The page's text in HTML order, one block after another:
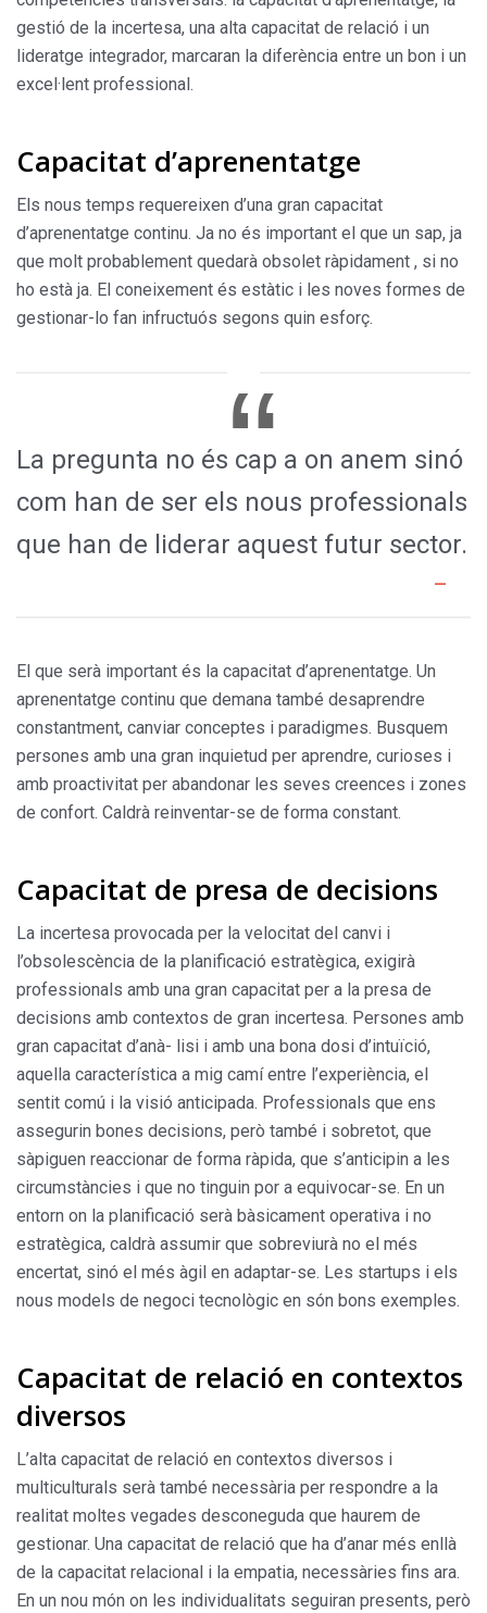
gestió de la incertesa, una alta capacitat de relació i un
lideratge integrador, marcaran la diferència entre un bon i un
excel·lent professional.
Capacitat d’aprenentatge
Els nous temps requereixen d’una gran capacitat
d’aprenentatge continu. Ja no és important el que un sap, ja
que molt probablement quedarà obsolet ràpidament , si no
ho està ja. El coneixement és estàtic i les noves formes de
gestionar-lo fan infructuós segons quin esforç.
La pregunta no és cap a on anem sinó
com han de ser els nous professionals
que han de liderar aquest futur sector.
El que serà important és la capacitat d’aprenentatge. Un
aprenentatge continu que demana també desaprendre
constantment, canviar conceptes i paradigmes. Busquem
persones amb una gran inquietud per aprendre, curioses i
amb proactivitat per abandonar les seves creences i zones
de confort. Caldrà reinventar-se de forma constant.
Capacitat de presa de decisions
La incertesa provocada per la velocitat del canvi i
l’obsolescència de la planificació estratègica, exigirà
professionals amb una gran capacitat per a la presa de
decisions amb contextos de gran incertesa. Persones amb
gran capacitat d’anà- lisi i amb una bona dosi d’intuïció,
aquella característica a mig camí entre l’experiència, el
sentit comú i la visió anticipada. Professionals que ens
assegurin bones decisions, però també i sobretot, que
sàpiguen reaccionar de forma ràpida, que s’anticipin a les
circumstàncies i que no tinguin por a equivocar-se. En un
entorn on la planificació serà bàsicament operativa i no
estratègica, caldrà assumir que sobreviurà no el més
encertat, sinó el més àgil en adaptar-se. Les startups i els
nous models de negoci tecnològic en són bons exemples.
Capacitat de relació en contextos
diversos
L’alta capacitat de relació en contextos diversos i
multiculturals serà també necessària per respondre a la
realitat moltes vegades desconeguda que haurem de
gestionar. Una capacitat de relació que ha d’anar més enllà
de la capacitat relacional i la empatia, necessàries fins ara.
En un nou món on les individualitats seguiran presents, però